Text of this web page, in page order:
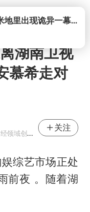
打开
湖南卫视
慕希走对
办首批境内金融信息服务备案机构
关注
综艺市场正处
前夜 。随着湖